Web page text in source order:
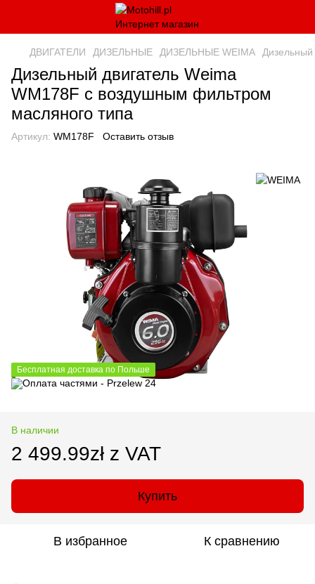
ДВИГАТЕЛИ ДИЗЕЛЬНЫЕ ДИЗЕЛЬНЫЕ WEIMA
Дизельный двигатель Weima
WM178F с воздушным фильтром
масляного типа
Артикул: WM178F Оставить отзыв
Бесплатная доставка по Польше
В наличии
2 499.99zł z VAT
Купить
В избранное К сравнению